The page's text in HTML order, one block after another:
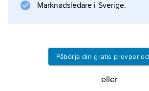
Marknadsledare i Sverige.
Påbörja din gratis provperiod
eller